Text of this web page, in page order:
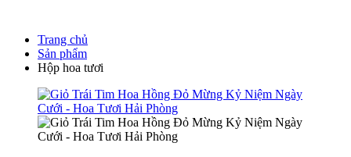
Trang chủ
Sản phẩm
Hộp hoa tươi